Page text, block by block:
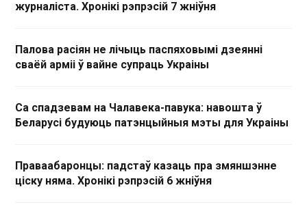
журналіста. Хронікі рэпрэсій 7 жніўня
Палова расіян не лічыць паспяховымі дзеянні
сваёй арміі ў вайне супраць Украіны
Са спадзевам на Чалавека-павука: навошта ў
Беларусі будуюць патэнцыйныя мэты для Украіны
Праваабаронцы: падстаў казаць пра змяншэнне
ціску няма. Хронікі рэпрэсій 6 жніўня